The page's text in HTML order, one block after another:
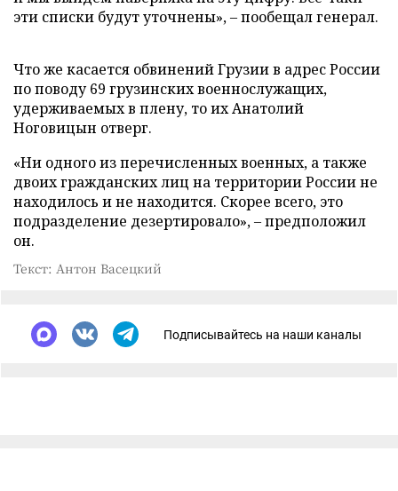
эти списки будут уточнены», – пообещал генерал.
Что же касается обвинений Грузии в адрес России
по поводу 69 грузинских военнослужащих,
удерживаемых в плену, то их Анатолий
Ноговицын отверг.
«Ни одного из перечисленных военных, а также
двоих гражданских лиц на территории России не
находилось и не находится. Скорее всего, это
подразделение дезертировало», – предположил
он.
Текст: Антон Васецкий
Подписывайтесь на наши каналы